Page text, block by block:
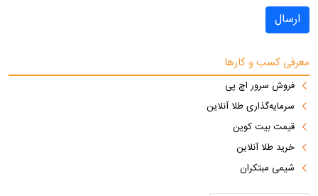
ارسال
معرفی کسب و کارها
فروش سرور اچ پی
سرمایه‌گذاری طلا آنلاین
قیمت بیت کوین
خرید طلا آنلاین
شیمی مبتکران